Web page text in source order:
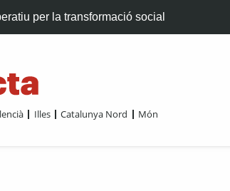
per la transformació social
Illes Catalunya Nord Món